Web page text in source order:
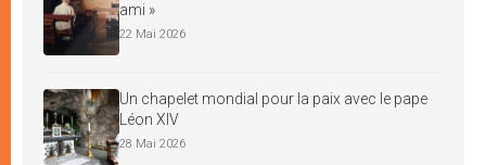
ami »
22 Mai 2026
Un chapelet mondial pour la paix avec le pape
Léon XIV
28 Mai 2026